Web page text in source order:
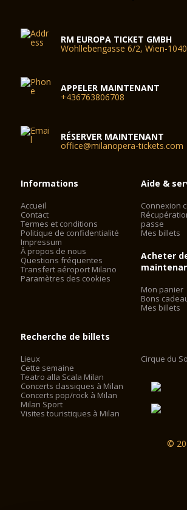
RM EUROPA TICKET GMBH
Wohllebengasse 6/2, Wien-1040
APPELER MAINTENANT
+436763806708
RÉSERVER MAINTENANT
office@milanopera-tickets.com
Informations
Accueil
Contact
Termes et conditions
Politique de confidentialité
Impressum
À propos de nous
Questions fréquentes
Transfert aéroport Milano
Paramètres des cookies
Aide &
Connexion
passe
Mes billets
Acheter
Mon panier
Bons
Mes billets
Recherche de billets
Lieux
Cette semaine
Teatro alla Scala Milan
Concerts classiques à Milan
Concerts pop/rock à Milan
Milan Sport
Visites touristiques à Milan
Cirque du
©